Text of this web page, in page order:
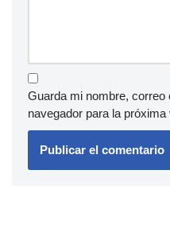
Guarda mi nombre,
navegador para la